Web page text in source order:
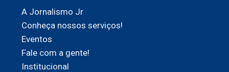
A Jornalismo Jr
Conheça nossos serviços!
Eventos
Fale com a gente!
Institucional